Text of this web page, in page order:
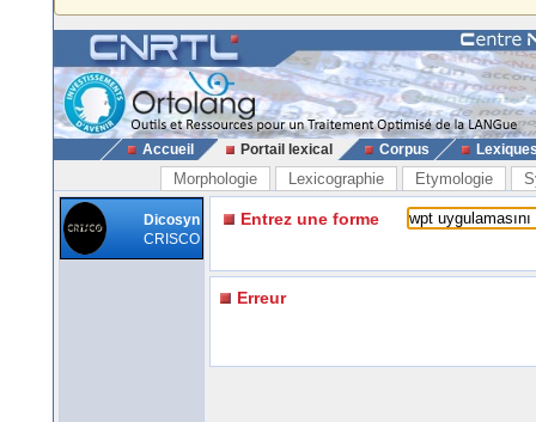
Accueil Portail lexical Corpus
Morphologie Lexicographie Etymologie
Dicosyn
CRISCO
Entrez une forme
Erreur